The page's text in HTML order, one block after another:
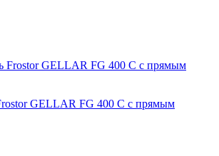
GELLAR FG 400 C с прямым